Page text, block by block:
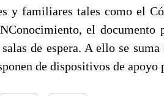
y familiares tales como el
el documento
de espera. A ello se suma
de dispositivos de apoyo